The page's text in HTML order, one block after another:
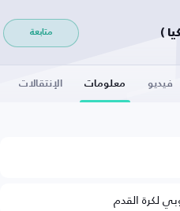
متابعة
فيديو معلومات الإنتقالات
لكرة القدم